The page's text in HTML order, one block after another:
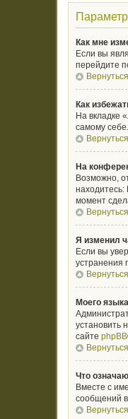
Как мне
Если вы
перейдите
Как
На вкладке
самому
На
Возможно,
находитесь:
момент
Я изменил
Если вы
устранения
Моего
установить
сайте phpBB
Что
Вместе с
сообщений